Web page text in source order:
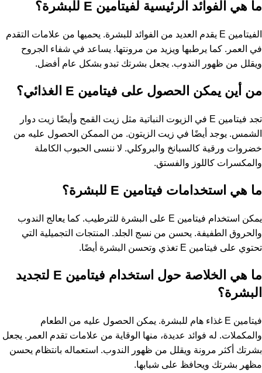
ما هي الفوائد الرئيسية لفيتامين E للبشرة؟
الفيتامين E يقدم العديد من الفوائد للبشرة. يحميها من علامات التقدم
في العمر. كما يرطبها ويزيد من مرونتها. يساعد في شفاء الجروح
ويقلل من ظهور الندوب. يجعل بشرتك تبدو بشكل عام أفضل.
من أين يمكن الحصول على فيتامين E الغذائي؟
تجد فيتامين E في الزيوت النباتية مثل زيت القمح وأيضًا زيت دوار
الشمس. يوجد أيضًا في زيت الزيتون. من الممكن الحصول عليه من
خضروات ورقية كالسبانخ والبروكلي. لا ننسى الحبوب الكاملة
والمكسرات كاللوز والفستق.
ما هي استخدامات فيتامين E للبشرة؟
يمكن استخدام فيتامين E على البشرة للترطيب. كما يعالج الندوب
والحروق الطفيفة. يحسن من نسج الجلد. المنتجات التجميلية التي
تحتوي على فيتامين E تغذي وتحسن البشرة أيضًا.
ما هي الخلاصة حول استخدام فيتامين E لتجديد
البشرة؟
فيتامين E غذاء هام للبشرة. يمكن الحصول عليه من الطعام
والمكملات. له فوائد عديدة، منها الوقاية من علامات تقدم العمر. يجعل
بشرتك أكثر مرونة ويقلل من ظهور الندوب. استعماله بانتظام يحسن
مظهر بشرتك ويحافظ على شبابها.